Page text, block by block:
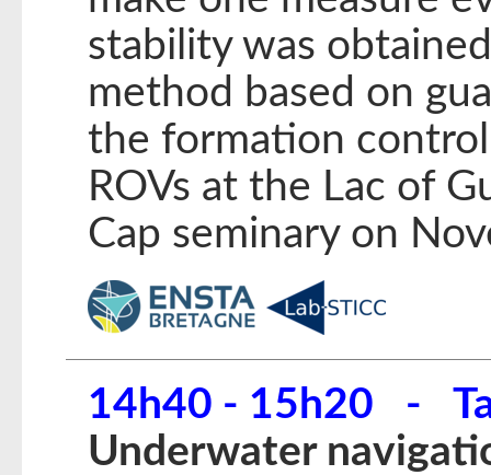
stability was
method based on
the formation
ROVs at the Lac of
Cap seminary on
14h40 - 15h20 -
Underwater